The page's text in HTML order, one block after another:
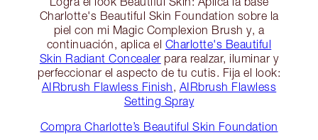
Charlotte's Beautiful Skin Foundation sobre la
piel con mi Magic Complexion Brush y, a
continuación, aplica el Charlotte's Beautiful
Skin Radiant Concealer para realzar, iluminar y
perfeccionar el aspecto de tu cutis. Fija el look:
AIRbrush Flawless Finish, AIRbrush Flawless
Setting Spray
Compra Charlotte’s Beautiful Skin Foundation